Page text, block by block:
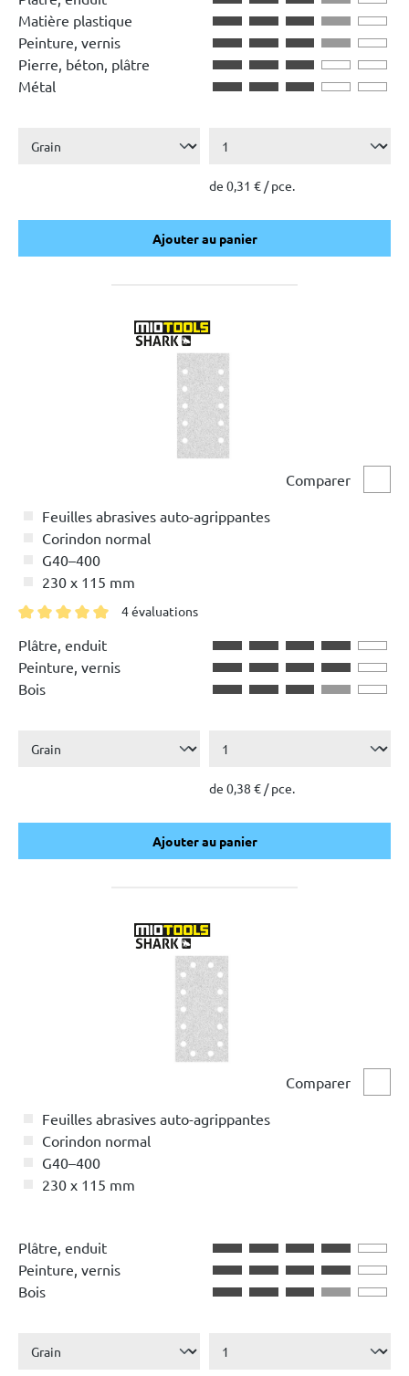
Matière plastique
Peinture, vernis
Pierre, béton, plâtre
Métal
de 0,31 € / pce.
Ajouter au panier
Ajouter au panier
Comparer
Feuilles abrasives auto-agrippantes
Corindon normal
G40–400
230 x 115 mm
4 évaluations
Plâtre, enduit
Peinture, vernis
Bois
de 0,38 € / pce.
Ajouter au panier
Ajouter au panier
Comparer
Feuilles abrasives auto-agrippantes
Corindon normal
G40–400
230 x 115 mm
Plâtre, enduit
Peinture, vernis
Bois